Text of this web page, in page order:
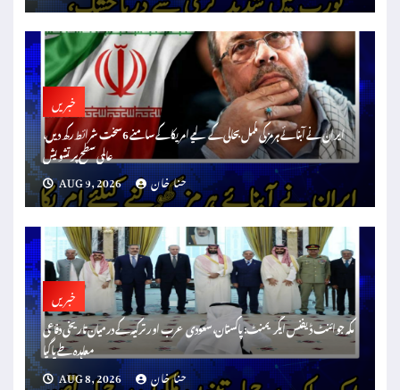
خبریں
ایران نے آبنائے ہرمز کی مکمل بحالی کے لیے امریکا کے سامنے 6 سخت شرائط رکھ دیں،
عالمی سطح پر تشویش
AUG 9, 2026
حنا خان
خبریں
مکہ جوائنٹ ڈیفنس ایگریمنٹ: پاکستان، سعودی عرب اور ترکیہ کے درمیان تاریخی دفاعی
معاہدہ طے پا گیا
AUG 8, 2026
حنا خان